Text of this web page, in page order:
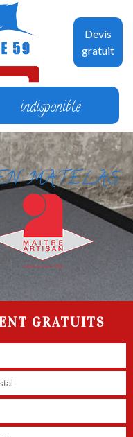
Devis
gratuit
indisponible
MATELAS
GRATUITS